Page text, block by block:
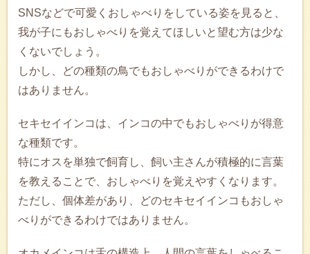
SNSなどで可愛くおしゃべりをしている姿を見ると、
我が子にもおしゃべりを覚えてほしいと望む方は少な
くないでしょう。
しかし、どの種類の鳥でもおしゃべりができるわけで
はありません。
セキセイインコは、インコの中でもおしゃべりが得意
な種類です。
特にオスを単独で飼育し、飼い主さんが積極的に言葉
を教えることで、おしゃべりを覚えやすくなります。
ただし、個体差があり、どのセキセイインコもおしゃ
べりができるわけではありません。